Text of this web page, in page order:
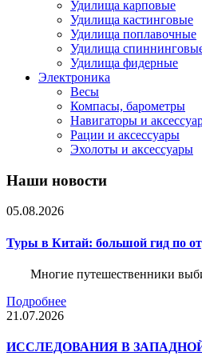
Удилища карповые
Удилища кастинговые
Удилища поплавочные
Удилища
Удилища фидерные
Электроника
Весы
Компасы, барометры
Навигаторы и
Рации и аксессуары
Эхолоты и аксессуары
Наши новости
05.08.2026
Туры в Китай: большой гид по
Многие путешественники
Подробнее
21.07.2026
ИССЛЕДОВАНИЯ В